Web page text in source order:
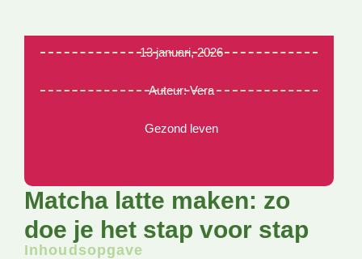
13 januari, 2026
Auteur:Vera
Gezond leven
Matcha latte maken: zo
doe je het stap voor stap
Inhoudsopgave